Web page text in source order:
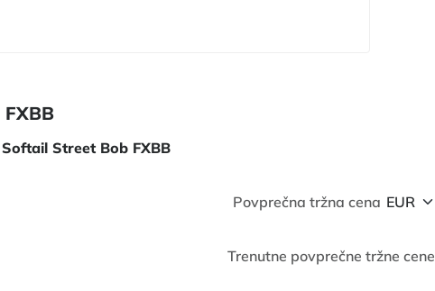
Street Bob FXBB
Povprečna tržna cena
Trenutne povprečne tržne cene